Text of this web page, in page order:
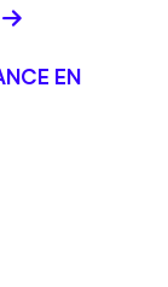
EN